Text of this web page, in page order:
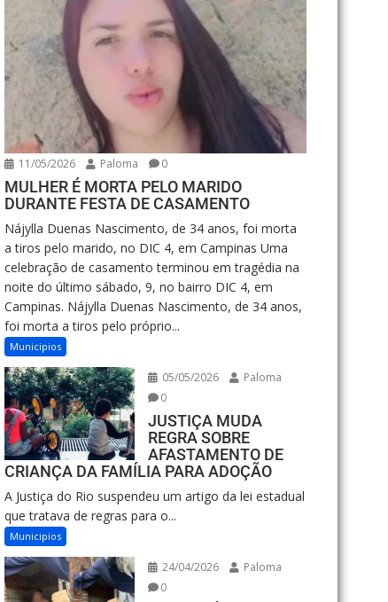
11/05/2026 Paloma 0
MULHER É MORTA PELO MARIDO
DURANTE FESTA DE CASAMENTO
Nájylla Duenas Nascimento, de 34 anos, foi morta
a tiros pelo marido, no DIC 4, em Campinas Uma
celebração de casamento terminou em tragédia na
noite do último sábado, 9, no bairro DIC 4, em
Campinas. Nájylla Duenas Nascimento, de 34 anos,
foi morta a tiros pelo próprio...
Municipios
05/05/2026
Paloma
0
JUSTIÇA MUDA
REGRA SOBRE
AFASTAMENTO DE
CRIANÇA DA FAMÍLIA PARA ADOÇÃO
A Justiça do Rio suspendeu um artigo da lei estadual
que tratava de regras para o...
Municipios
24/04/2026
Paloma
0